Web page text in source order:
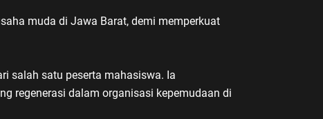
muda di Jawa Barat, demi memperkuat
salah satu peserta mahasiswa. Ia
regenerasi dalam organisasi kepemudaan di